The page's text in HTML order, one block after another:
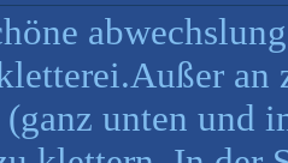
an
(ganz unten und